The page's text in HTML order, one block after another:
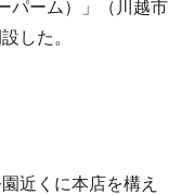
パーム）」（川越市
した。
近くに本店を構え